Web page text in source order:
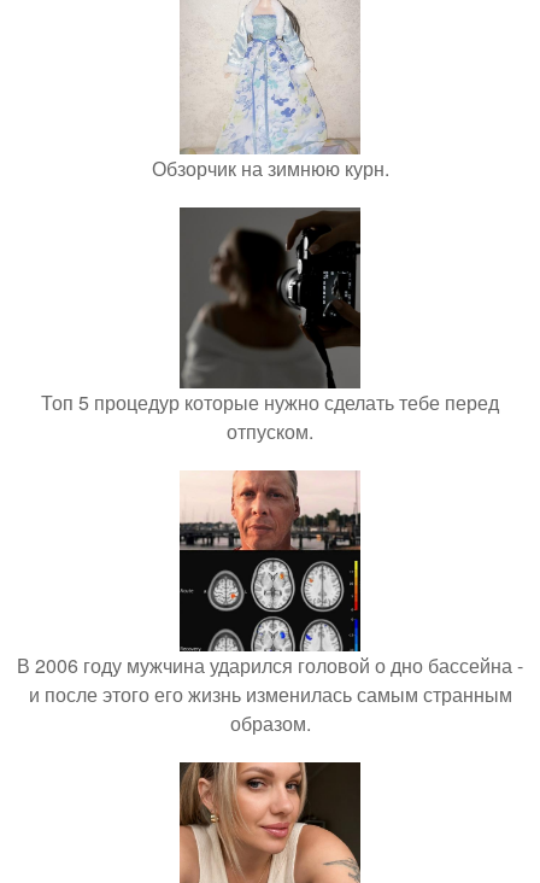
Обзорчик на зимнюю курн.
Топ 5 процедур которые нужно сделать тебе перед
отпуском.
В 2006 году мужчина ударился головой о дно бассейна -
и после этого его жизнь изменилась самым странным
образом.